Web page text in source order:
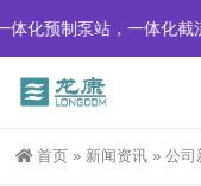
化预制泵站，一体化截
首页 » 新闻资讯 » 公司